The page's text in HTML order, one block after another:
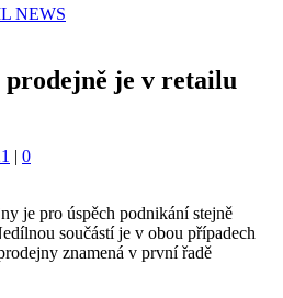
NEWS
prodejně je v retailu
| 0
je pro úspěch podnikání stejně
součástí je v obou případech
znamená v první řadě